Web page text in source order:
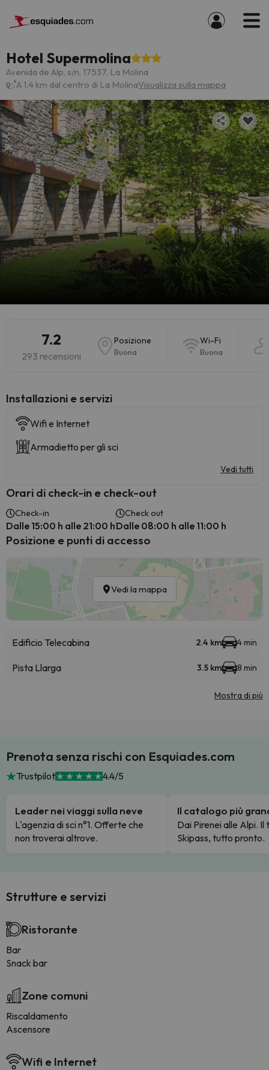
Hotel Supermolina
Avenida de Alp, s/n, 17537, La Molina
A 1.4 km dal centro di La MolinaVisualizza sulla mappa
7.2
293 recensioni
Posizione
Buona
Wi-Fi
Buona
Installazioni e servizi
Wifi e Internet
Armadietto per gli sci
Vedi tutti
Orari di check-in e check-out
Check-in
Dalle 15:00 h alle 21:00 h
Check out
Dalle 08:00 h alle 11:00 h
Posizione e punti di accesso
Vedi la mappa
Edificio Telecabina 2.4 km 4 min
Pista Llarga 3.5 km 8 min
Mostra di più
Prenota senza rischi con Esquiades.com
Trustpilot 4.4/5
Leader nei viaggi sulla neve
L'agenzia di sci n°1. Offerte che
non troverai altrove.
Il catalogo più
Dai Pirenei alle Alpi. Il
Skipass, tutto pronto.
Strutture e servizi
Ristorante
Bar
Snack bar
Zone comuni
Riscaldamento
Ascensore
Wifi e Internet